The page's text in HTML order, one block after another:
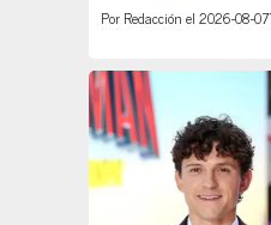
Por Redacción el 2026-08-